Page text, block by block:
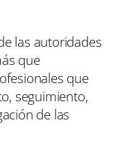
las autoridades
que
que
seguimiento,
de las